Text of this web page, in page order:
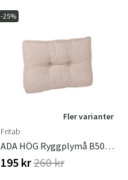
-25%
Fler varianter
Fritab
ADA HÖG Ryggplymå B50-55 H48 Linne
195 kr260 kr